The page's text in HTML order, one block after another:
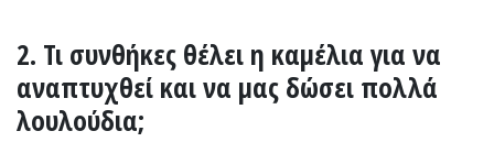
2. Τι συνθήκες θέλει η καμέλια για να
αναπτυχθεί και να μας δώσει πολλά
λουλούδια;